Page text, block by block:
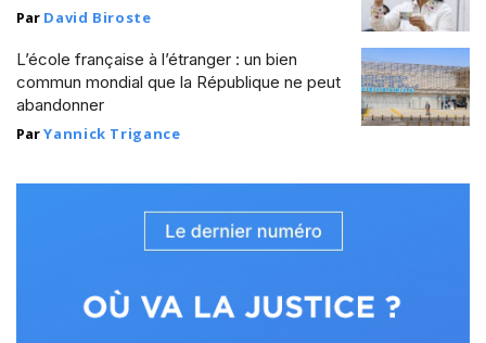
Par David Biroste
L’école française à l’étranger : un bien
commun mondial que la République ne peut
abandonner
ParYannick Trigance